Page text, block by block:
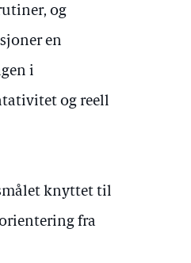
og
en
i
og reell
knyttet til
fra